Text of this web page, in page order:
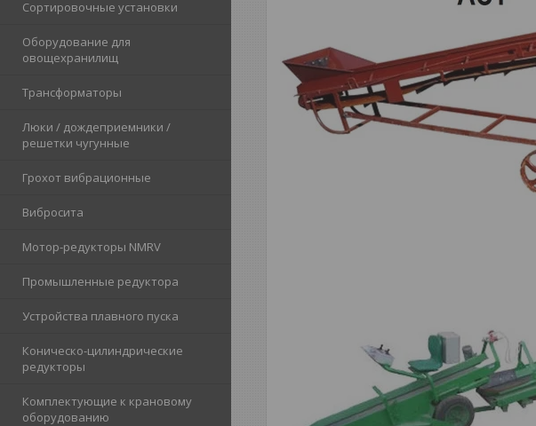
Сортировочные установки
Оборудование для
овощехранилищ
Трансформаторы
Люки / дождеприемники /
решетки чугунные
Грохот вибрационные
Вибросита
Мотор-редукторы NMRV
Промышленные редуктора
Устройства плавного пуска
Коническо-цилиндрические
редукторы
Комплектующие к крановому
оборудованию